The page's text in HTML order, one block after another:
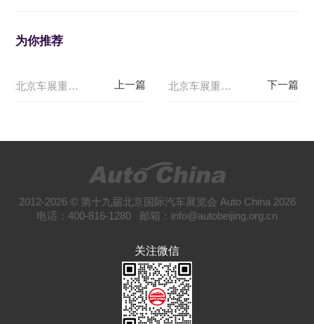
为你推荐
北京车展重磅车型盘点：E103 深蓝汽车 北京车展重磅车型盘点：E105广汽传祺
2012-2026 © 第十九届北京国际汽车展览会 Auto China 2026
电话：400-816-1280 邮箱：info@autobeijing.org.cn
关注微信